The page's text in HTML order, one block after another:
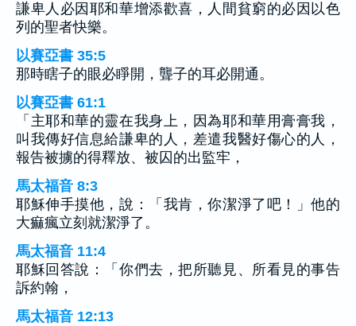
謙卑人必因耶和華增添歡喜，人間貧窮的必因以色
列的聖者快樂。
以賽亞書 35:5
那時瞎子的眼必睜開，聾子的耳必開通。
以賽亞書 61:1
「主耶和華的靈在我身上，因為耶和華用膏膏我，
叫我傳好信息給謙卑的人，差遣我醫好傷心的人，
報告被擄的得釋放、被囚的出監牢，
馬太福音 8:3
耶穌伸手摸他，說：「我肯，你潔淨了吧！」他的
大痲瘋立刻就潔淨了。
馬太福音 11:4
耶穌回答說：「你們去，把所聽見、所看見的事告
訴約翰，
馬太福音 12:13